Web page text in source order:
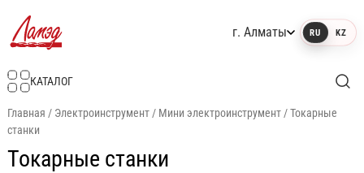
г. Алматы RU KZ
КАТАЛОГ
Главная / Электроинструмент/ Мини электроинструмент/Токарные
станки
Токарные станки